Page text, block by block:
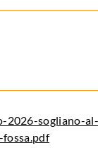
2026-sogliano-